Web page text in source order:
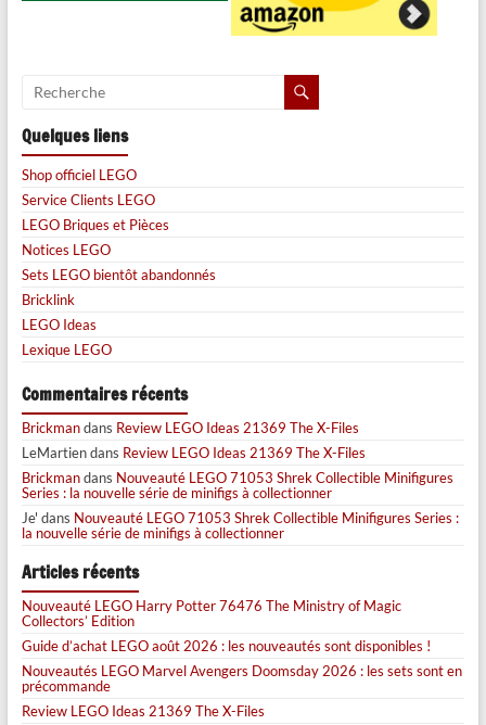
Quelques liens
Shop officiel LEGO
Service Clients LEGO
LEGO Briques et Pièces
Notices LEGO
Sets LEGO bientôt abandonnés
Bricklink
LEGO Ideas
Lexique LEGO
Commentaires récents
Brickmandans Review LEGO Ideas 21369 The X-Files
LeMartiendans Review LEGO Ideas 21369 The X-Files
Brickmandans Nouveauté LEGO 71053 Shrek Collectible Minifigures
Series : la nouvelle série de minifigs à collectionner
Je' dans Nouveauté LEGO 71053 Shrek Collectible Minifigures Series :
la nouvelle série de minifigs à collectionner
Articles récents
Nouveauté LEGO Harry Potter 76476 The Ministry of Magic
Collectors’ Edition
Guide d’achat LEGO août 2026 : les nouveautés sont disponibles !
Nouveautés LEGO Marvel Avengers Doomsday 2026 : les sets sont en
précommande
Review LEGO Ideas 21369 The X-Files